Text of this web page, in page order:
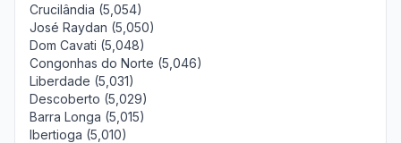
Crucilândia (5,054)
José Raydan (5,050)
Dom Cavati (5,048)
Congonhas do Norte (5,046)
Liberdade (5,031)
Descoberto (5,029)
Barra Longa (5,015)
Ibertioga (5,010)